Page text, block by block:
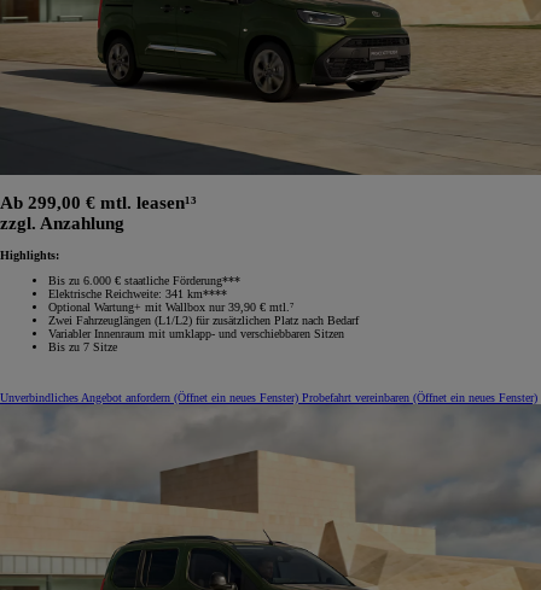
Ab 299,00 € mtl. leasen¹³
zzgl. Anzahlung
Highlights:
Bis zu 6.000 € staatliche Förderung***
Elektrische Reichweite: 341 km****
Optional Wartung+ mit Wallbox nur 39,90 € mtl.⁷
Zwei Fahrzeuglängen (L1/L2) für zusätzlichen Platz nach Bedarf
Variabler Innenraum mit umklapp‑ und verschiebbaren Sitzen
Bis zu 7 Sitze
Unverbindliches Angebot anfordern (Öffnet ein neues Fenster) Probefahrt vereinbaren (Öffnet ein neues Fenster)